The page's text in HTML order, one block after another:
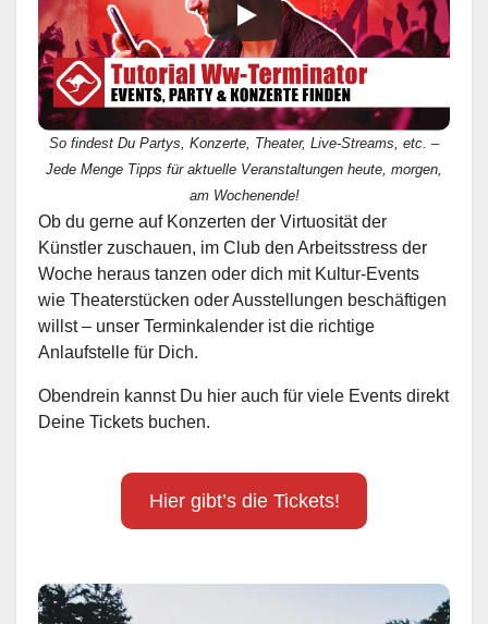
So findest Du Partys, Konzerte, Theater, Live-Streams, etc. –
Jede Menge Tipps für aktuelle Veranstaltungen heute, morgen,
am Wochenende!
Ob du gerne auf Konzerten der Virtuosität der
Künstler zuschauen, im Club den Arbeitsstress der
Woche heraus tanzen oder dich mit Kultur-Events
wie Theaterstücken oder Ausstellungen beschäftigen
willst – unser Terminkalender ist die richtige
Anlaufstelle für Dich.
Obendrein kannst Du hier auch für viele Events direkt
Deine Tickets buchen.
Hier gibt’s die Tickets!